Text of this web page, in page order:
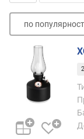
по
п
о
п
о
у
л